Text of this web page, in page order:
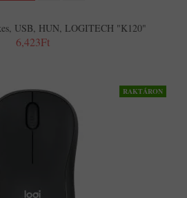
USB, HUN, LOGITECH "K120"
6,423Ft
RAKTÁRON